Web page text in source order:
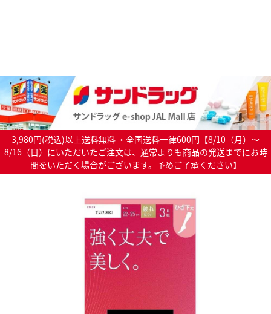
3,980円(税込)以上送料無料 ・全国送料一律600円【8/10（月）～
8/16（日）にいただいたご注文は、通常よりも商品の発送までにお時
間をいただく場合がございます。予めご了承ください】